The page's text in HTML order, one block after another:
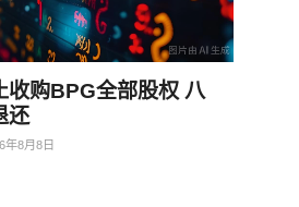
收购BPG全部股权 八
还
年8月8日